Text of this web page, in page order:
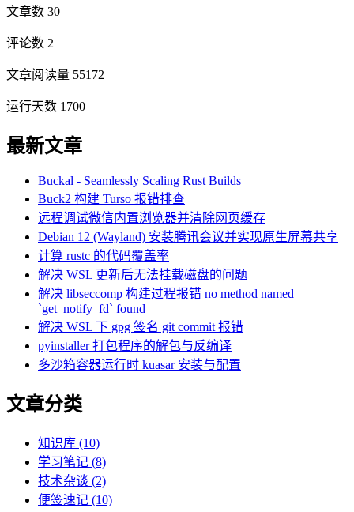
文章数 30
评论数 2
文章阅读量 55172
运行天数 1700
最新文章
Buckal - Seamlessly Scaling Rust Builds
Buck2 构建 Turso 报错排查
远程调试微信内置浏览器并清除网页缓存
Debian 12 (Wayland) 安装腾讯会议并实现原生屏幕共享
计算 rustc 的代码覆盖率
解决 WSL 更新后无法挂载磁盘的问题
解决 libseccomp 构建过程报错 no method named
`get_notify_fd` found
解决 WSL 下 gpg 签名 git commit 报错
pyinstaller 打包程序的解包与反编译
多沙箱容器运行时 kuasar 安装与配置
文章分类
知识库 (10)
学习笔记 (8)
技术杂谈 (2)
便签速记 (10)